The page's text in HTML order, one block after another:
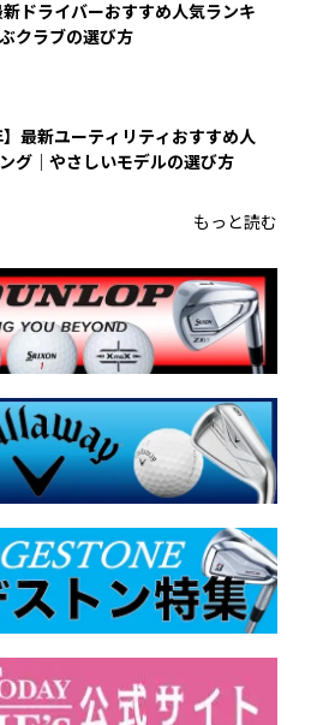
ドライバーおすすめ人気ランキ
クラブの選び方
】最新ユーティリティおすすめ人
グ｜やさしいモデルの選び方
もっと読む